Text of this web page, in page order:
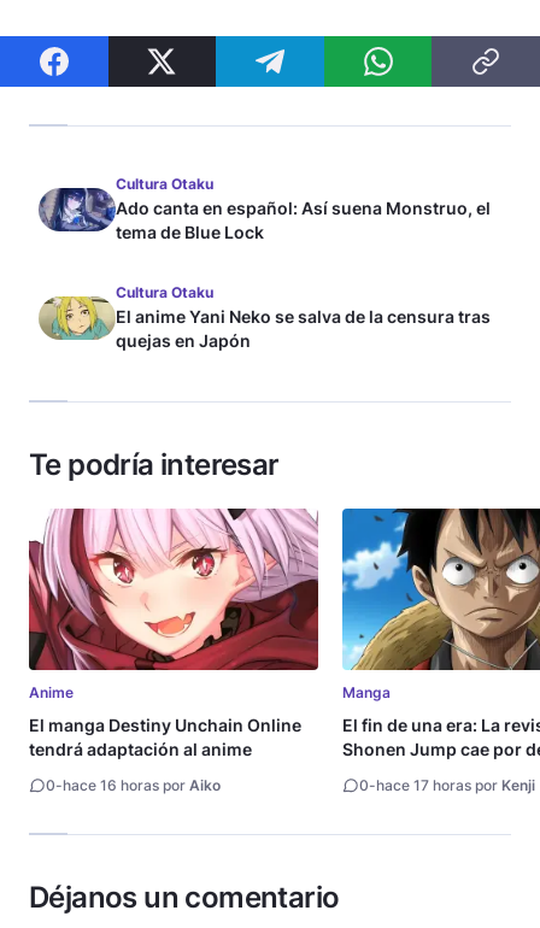
Cultura Otaku
Ado canta en español: Así suena Monstruo, el
tema de Blue Lock
Cultura Otaku
El anime Yani Neko se salva de la censura tras
quejas en Japón
Te podría interesar
Anime
El manga Destiny Unchain Online
tendrá adaptación al anime
0-hace 16 horas por Aiko
Manga
El fin de una era: La
Shonen Jump cae por
0-hace 17 horas por Kenji
Déjanos un comentario